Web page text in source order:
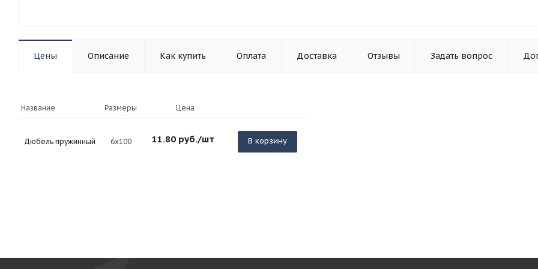
Цены Описание Как купить Оплата Доставка Отзывы Задать вопрос
Название Размеры Цена
Дюбель пружинный 6х100 11.80руб./шт В корзину